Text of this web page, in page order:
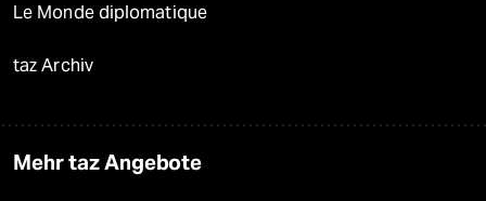
Le Monde diplomatique
taz Archiv
Mehr taz Angebote